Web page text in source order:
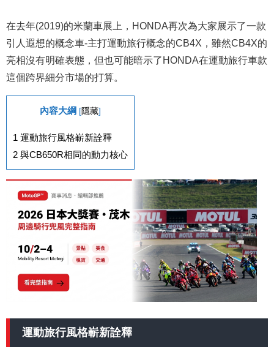
在去年(2019)的米蘭車展上，HONDA再次為大家展示了一款
引人遐想的概念車-主打運動旅行概念的CB4X，雖然CB4X的
亮相沒有明確表態，但也可能暗示了HONDA在運動旅行車款
這個跨界細分市場的打算。
內容大綱 [隱藏]
1 運動旅行風格嶄新詮釋
2 與CB650R相同的動力核心
運動旅行風格嶄新詮釋